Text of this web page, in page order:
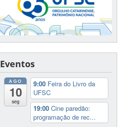
Eventos
AGO
10
seg
9:00 Feira do Livro da
UFSC
19:00Cine paredão:
programação de rec...